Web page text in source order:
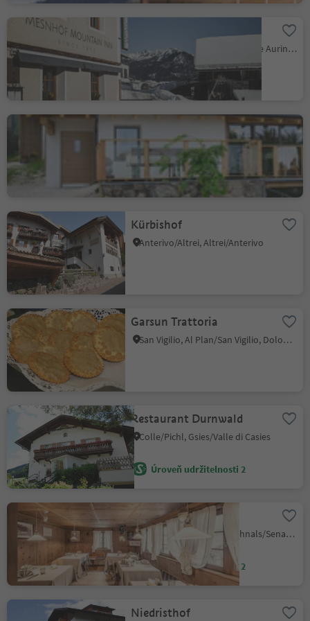
Riobianco/Weissenbach - Valle Aurina/Ahrntal, Ahrntal/Valle Aurina, Ahrntal/Valle Aurina
Mountain Inn Dorfner
Casignano/Gschnon, Montan/Montagna, Alto Adige Wine Road
Úroveň udržitelnosti 2
Kürbishof
Anterivo/Altrei, Altrei/Anterivo
Garsun Trattoria
San Vigilio, Al Plan/San Vigilio, Dolomites Region Kronplatz/Plan de Corones
Restaurant Durnwald
Colle/Pichl, Gsies/Valle di Casies
Úroveň udržitelnosti 2
Oberraindlhof
Madonna/Unser Frau, Schnals/Senales, Vinschgau/Val Venosta
Úroveň udržitelnosti 2
Niedristhof